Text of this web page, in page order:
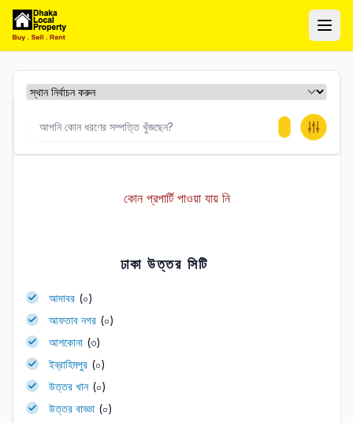
ঢাকা লোকাল প্রপার্টি
কোন প্রপার্টি পাওয়া যায় নি
ঢাকা উত্তর সিটি
আদাবর (০)
আফতাব নগর (০)
আশকোনা (৩)
ইব্রাহিমপুর (০)
উত্তর খান (০)
উত্তর বাড্ডা (০)